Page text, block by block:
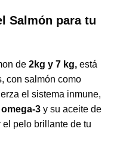
Salmón para tu
de 2kg y 7 kg, está
con salmón como
el sistema inmune,
omega-3 y su aceite de
pelo brillante de tu